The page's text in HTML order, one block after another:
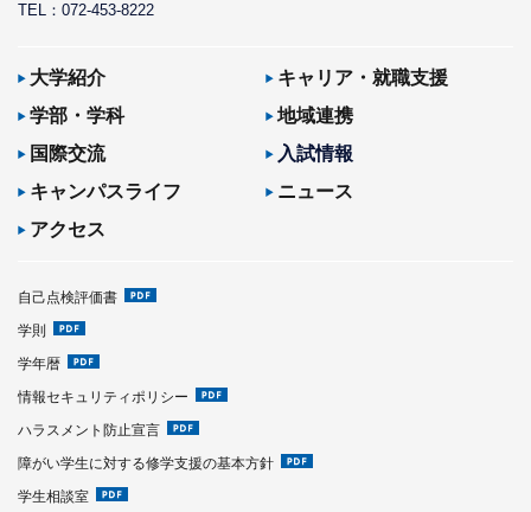
TEL：072-453-8222
大学紹介
キャリア・就職支援
学部・学科
地域連携
国際交流
入試情報
キャンパスライフ
ニュース
アクセス
自己点検評価書
学則
学年暦
情報セキュリティポリシー
ハラスメント防止宣言
障がい学生に対する修学支援の基本方針
学生相談室